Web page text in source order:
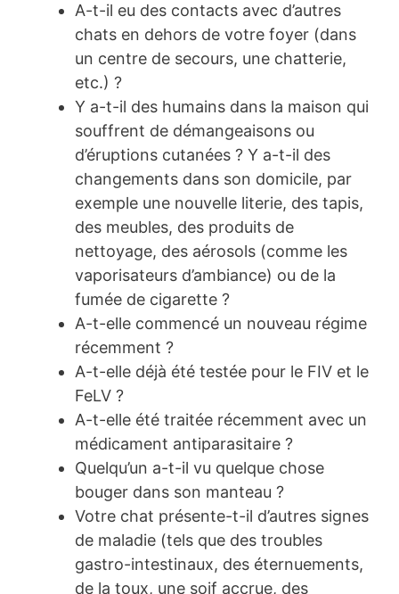
A-t-il eu des contacts avec d’autres
chats en dehors de votre foyer (dans
un centre de secours, une chatterie,
etc.) ?
Y a-t-il des humains dans la maison qui
souffrent de démangeaisons ou
d’éruptions cutanées ? Y a-t-il des
changements dans son domicile, par
exemple une nouvelle literie, des tapis,
des meubles, des produits de
nettoyage, des aérosols (comme les
vaporisateurs d’ambiance) ou de la
fumée de cigarette ?
A-t-elle commencé un nouveau régime
récemment ?
A-t-elle déjà été testée pour le FIV et le
FeLV ?
A-t-elle été traitée récemment avec un
médicament antiparasitaire ?
Quelqu’un a-t-il vu quelque chose
bouger dans son manteau ?
Votre chat présente-t-il d’autres signes
de maladie (tels que des troubles
gastro-intestinaux, des éternuements,
de la toux, une soif accrue, des